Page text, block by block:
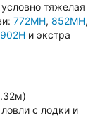
тяжелая
772MH, 852MH,
902H и экстра
с лодки и